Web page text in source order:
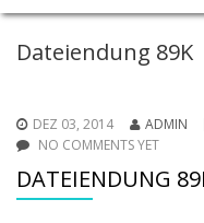
Dateiendung 89K
DEZ 03, 2014 ADMIN
NO COMMENTS YET
DATEIENDUNG